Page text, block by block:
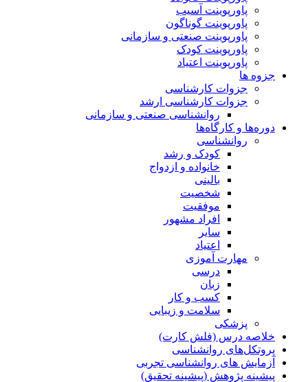
پاورپوینت آسیب
پاورپوینت گوناگون
پاورپوینت صنعتی و سازمانی
پاورپوینت کودک
پاورپوینت اعتیاد
جزوه ها
جزوات کارشناسی
جزوات کارشناسی ارشد
روانشناسی صنعتی و سازمانی
دوره‌ها و کارگاه‌ها
روانشناسی
کودک و رشد
خانواده و ازدواج
بالینی
شخصیت
موفقیت
افراد مشهور
سایر
اعتیاد
مهارت آموزی
درسی
زبان
کسب و کار
سلامت و زیبایی
پزشکی
خلاصه درس (فلش کارت)
پروتکل‌های روانشناسی
آزمایش های روانشناسی تجربی
پیشینه پژوهش (پیشینه تحقیق)